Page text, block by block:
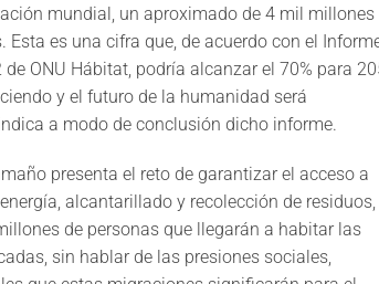
mundial, un aproximado de 4 mil millones
Esta es una cifra que, de acuerdo con el
ONU Hábitat, podría alcanzar el 70% para
y el futuro de la humanidad será
a modo de conclusión dicho informe.
presenta el reto de garantizar el acceso a
alcantarillado y recolección de residuos,
de personas que llegarán a habitar las
sin hablar de las presiones sociales,